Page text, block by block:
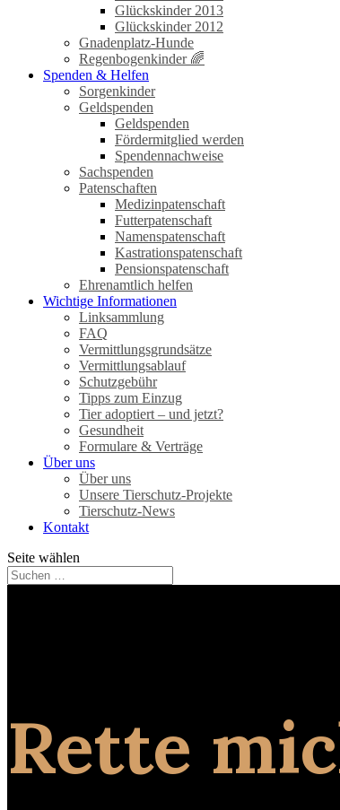
Glückskinder 2013
Glückskinder 2012
Gnadenplatz-Hunde
Regenbogenkinder 🌈
Spenden & Helfen
Sorgenkinder
Geldspenden
Geldspenden
Fördermitglied werden
Spendennachweise
Sachspenden
Patenschaften
Medizinpatenschaft
Futterpatenschaft
Namenspatenschaft
Kastrationspatenschaft
Pensionspatenschaft
Ehrenamtlich helfen
Wichtige Informationen
Linksammlung
FAQ
Vermittlungsgrundsätze
Vermittlungsablauf
Schutzgebühr
Tipps zum Einzug
Tier adoptiert – und jetzt?
Gesundheit
Formulare & Verträge
Über uns
Über uns
Unsere Tierschutz-Projekte
Tierschutz-News
Kontakt
Seite wählen
Rette